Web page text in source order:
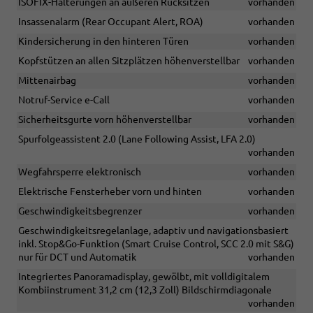
ISOFIX-Halterungen an äußeren Rücksitzen
vorhanden
Insassenalarm (Rear Occupant Alert, ROA)
vorhanden
Kindersicherung in den hinteren Türen
vorhanden
Kopfstützen an allen Sitzplätzen höhenverstellbar
vorhanden
Mittenairbag
vorhanden
Notruf-Service e-Call
vorhanden
Sicherheitsgurte vorn höhenverstellbar
vorhanden
Spurfolgeassistent 2.0 (Lane Following Assist, LFA 2.0)
vorhanden
Wegfahrsperre elektronisch
vorhanden
Elektrische Fensterheber vorn und hinten
vorhanden
Geschwindigkeitsbegrenzer
vorhanden
Geschwindigkeitsregelanlage, adaptiv und navigationsbasiert
inkl. Stop&Go-Funktion (Smart Cruise Control, SCC 2.0 mit S&G)
nur für DCT und Automatik
vorhanden
Integriertes Panoramadisplay, gewölbt, mit volldigitalem
Kombiinstrument 31,2 cm (12,3 Zoll) Bildschirmdiagonale
vorhanden